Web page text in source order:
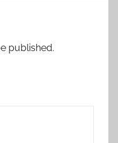
published.